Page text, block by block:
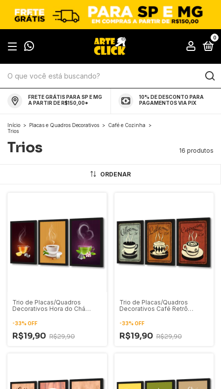
0
FRETE GRÁTIS PARA SP E MG
A PARTIR DE R$150,00*
10% DE DESCONTO PARA
PAGAMENTOS VIA PIX
Início > Placas e Quadros Decorativos > Café e Cozinha
>
Trios
Trios 16 produtos
ORDENAR
Trio de Placas/Quadros
Decorativos Hora do Chá
-33% OFF
R$19,90 R$29,90
Trio de Placas/Quadros
Decorativos Café Retrô
Cappuccino
-33% OFF
R$19,90 R$29,90